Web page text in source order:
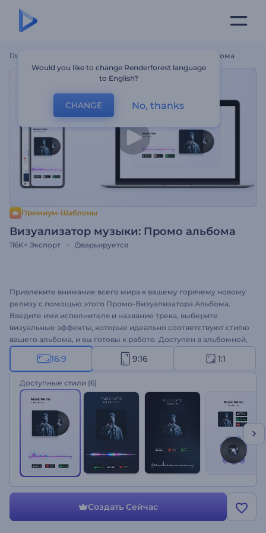
Главная Визуализатор Музыки: Промо Альбома
Премиум-Шаблоны
Визуализатор музыки: Промо альбома
116K+ Экспорт варьируется
Привлеките внимание всего мира к вашему горячему новому
релизу с помощью этого Промо-Визуализатора Альбома.
Введите имя исполнителя и название трека, выберите
визуальные эффекты, которые идеально соответствуют стилю
вашего альбома, и вы готовы к работе. Доступен в альбомной,
квадратной и портретной версиях. Успех может быть ближе,
чем вы думаете. Попробуйте прямо сейчас!
16:9 9:16 1:1
Доступные стили (6)
Создать Сейчас
Would you like to change Renderforest language
to English?
CHANGE No, thanks